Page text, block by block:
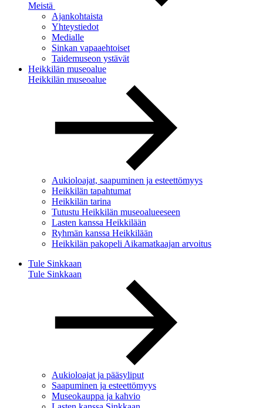
Meistä
Ajankohtaista
Yhteystiedot
Medialle
Sinkan vapaaehtoiset
Taidemuseon ystävät
Heikkilän museoalue
Heikkilän museoalue
Aukioloajat, saapuminen ja esteettömyys
Heikkilän tapahtumat
Heikkilän tarina
Tutustu Heikkilän museoalueeseen
Lasten kanssa Heikkilään
Ryhmän kanssa Heikkilään
Heikkilän pakopeli Aikamatkaajan arvoitus
Tule Sinkkaan
Tule Sinkkaan
Aukioloajat ja pääsyliput
Saapuminen ja esteettömyys
Museokauppa ja kahvio